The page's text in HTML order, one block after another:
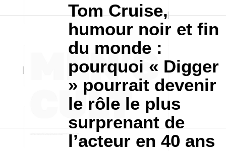
Tom Cruise,
humour noir et fin
du monde :
pourquoi « Digger
» pourrait devenir
le rôle le plus
surprenant de
l’acteur en 40 ans